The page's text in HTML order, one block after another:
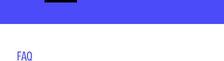
FAQ